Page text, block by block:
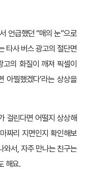
언급했던 “매의 눈”으로
타사 버스 광고의 절단면
의 화질이 깨져 픽셀이
아찔했겠다’라는 상상을
걸린다면 어떨지 상상해
짜리 지면인지 확인해보
와서, 자주 만나는 친구는
해요.